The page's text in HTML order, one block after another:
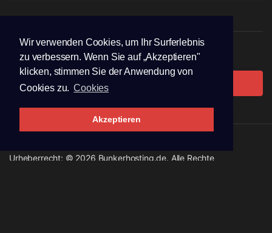
Wir verwenden Cookies, um Ihr Surferlebnis
zu verbessern. Wenn Sie auf „Akzeptieren"
klicken, stimmen Sie der Anwendung von
Cookies zu. Cookies
Akzeptieren
Folgen Sie uns
Ticket öffnen
Urheberrecht: © 2026 Bunkerhosting.de. Alle Rechte